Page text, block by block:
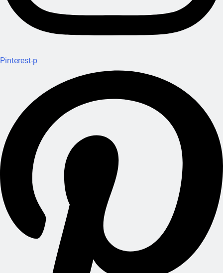
Pinterest-p